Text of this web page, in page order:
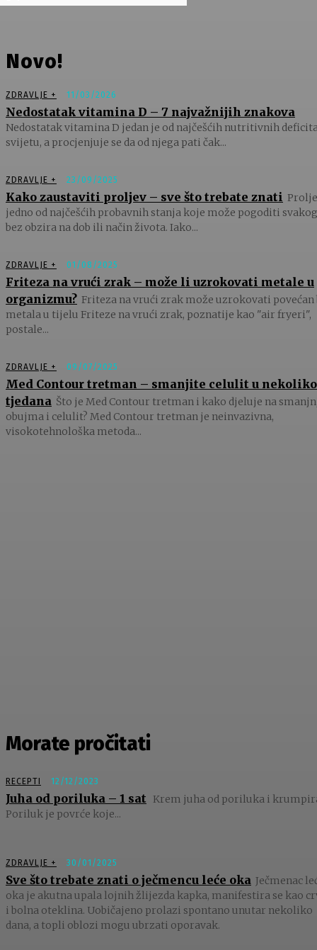
Novo!
ZDRAVLJE + 11/03/2026
Nedostatak vitamina D – 7 najvažnijih znakova
Nedostatak vitamina D jedan je od najčešćih nutritivnih
svijetu, a procjenjuje se da od njega pati čak...
ZDRAVLJE + 23/09/2025
Kako zaustaviti proljev – sve što trebate znati
jedno od najčešćih probavnih stanja koje može pogoditi
bez obzira na dob ili način života. Iako...
ZDRAVLJE + 01/08/2025
Friteza na vrući zrak – može li uzrokovati metale u
organizmu? Friteza na vrući zrak može uzrokovati
metala u tijelu Friteze na vrući zrak, poznatije kao "air fryeri",
postale...
ZDRAVLJE + 09/07/2025
Med Contour tretman – smanjite celulit u nekoliko
tjedana Što je Med Contour tretman i kako djeluje na
obujma i celulit? Med Contour tretman je neinvazivna,
visokotehnološka metoda...
Morate pročitati
RECEPTI 12/12/2023
Juha od poriluka – 1 sat
Krem juha od poriluka i
Poriluk je povrće koje...
ZDRAVLJE + 30/01/2025
Sve što trebate znati o ječmencu leće oka Ječmenac
oka je akutna upala lojnih žlijezda kapka, manifestira se kao
i bolna oteklina. Uobičajeno prolazi spontano unutar nekoliko
dana, a topli oblozi mogu ubrzati oporavak.